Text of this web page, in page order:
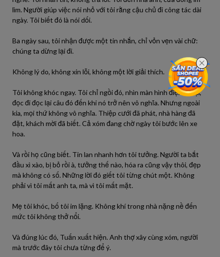
lìm. Người giúp việc nói nhỏ với tôi rằng cậu chủ đi công tác dài
ngày. Tôi biết đó là nói dối.
Ba ngày sau, tôi nhận được một tin nhắn, chỉ vỏn vẹn vài chữ:
chúng ta dừng lại đi.
Không lý do, không xin lỗi, không một lời giải thích.
Tôi không khóc ngay. Tôi chỉ ngồi đó, nhìn màn hình điện thoại,
đọc đi đọc lại câu đó đến khi nó trở nên vô nghĩa. Nhưng ngoài
kia, mọi thứ không vô nghĩa. Thiệp cưới đã phát, nhà hàng đã
đặt, khách mời đã biết. Cả xóm đang chờ ngày tôi bước lên xe
hoa.
Và rồi họ cũng biết. Tin lan nhanh hơn tôi tưởng. Người ta bắt
đầu xì xào, bị bỏ rồi à, tưởng thế nào, hóa ra cũng vậy thôi, đẹp
mà không có số. Những lời đó giết tôi từng chút một. Không
phải vì tôi mất anh ta, mà vì tôi mất mặt.
Mẹ tôi khóc, bố tôi im lặng. Không khí trong nhà nặng nề đến
mức tôi không thở nổi.
Và đúng lúc đó, Tuấn xuất hiện. Anh thợ xây cùng xóm, người
mà trước đây tôi chưa từng để ý.